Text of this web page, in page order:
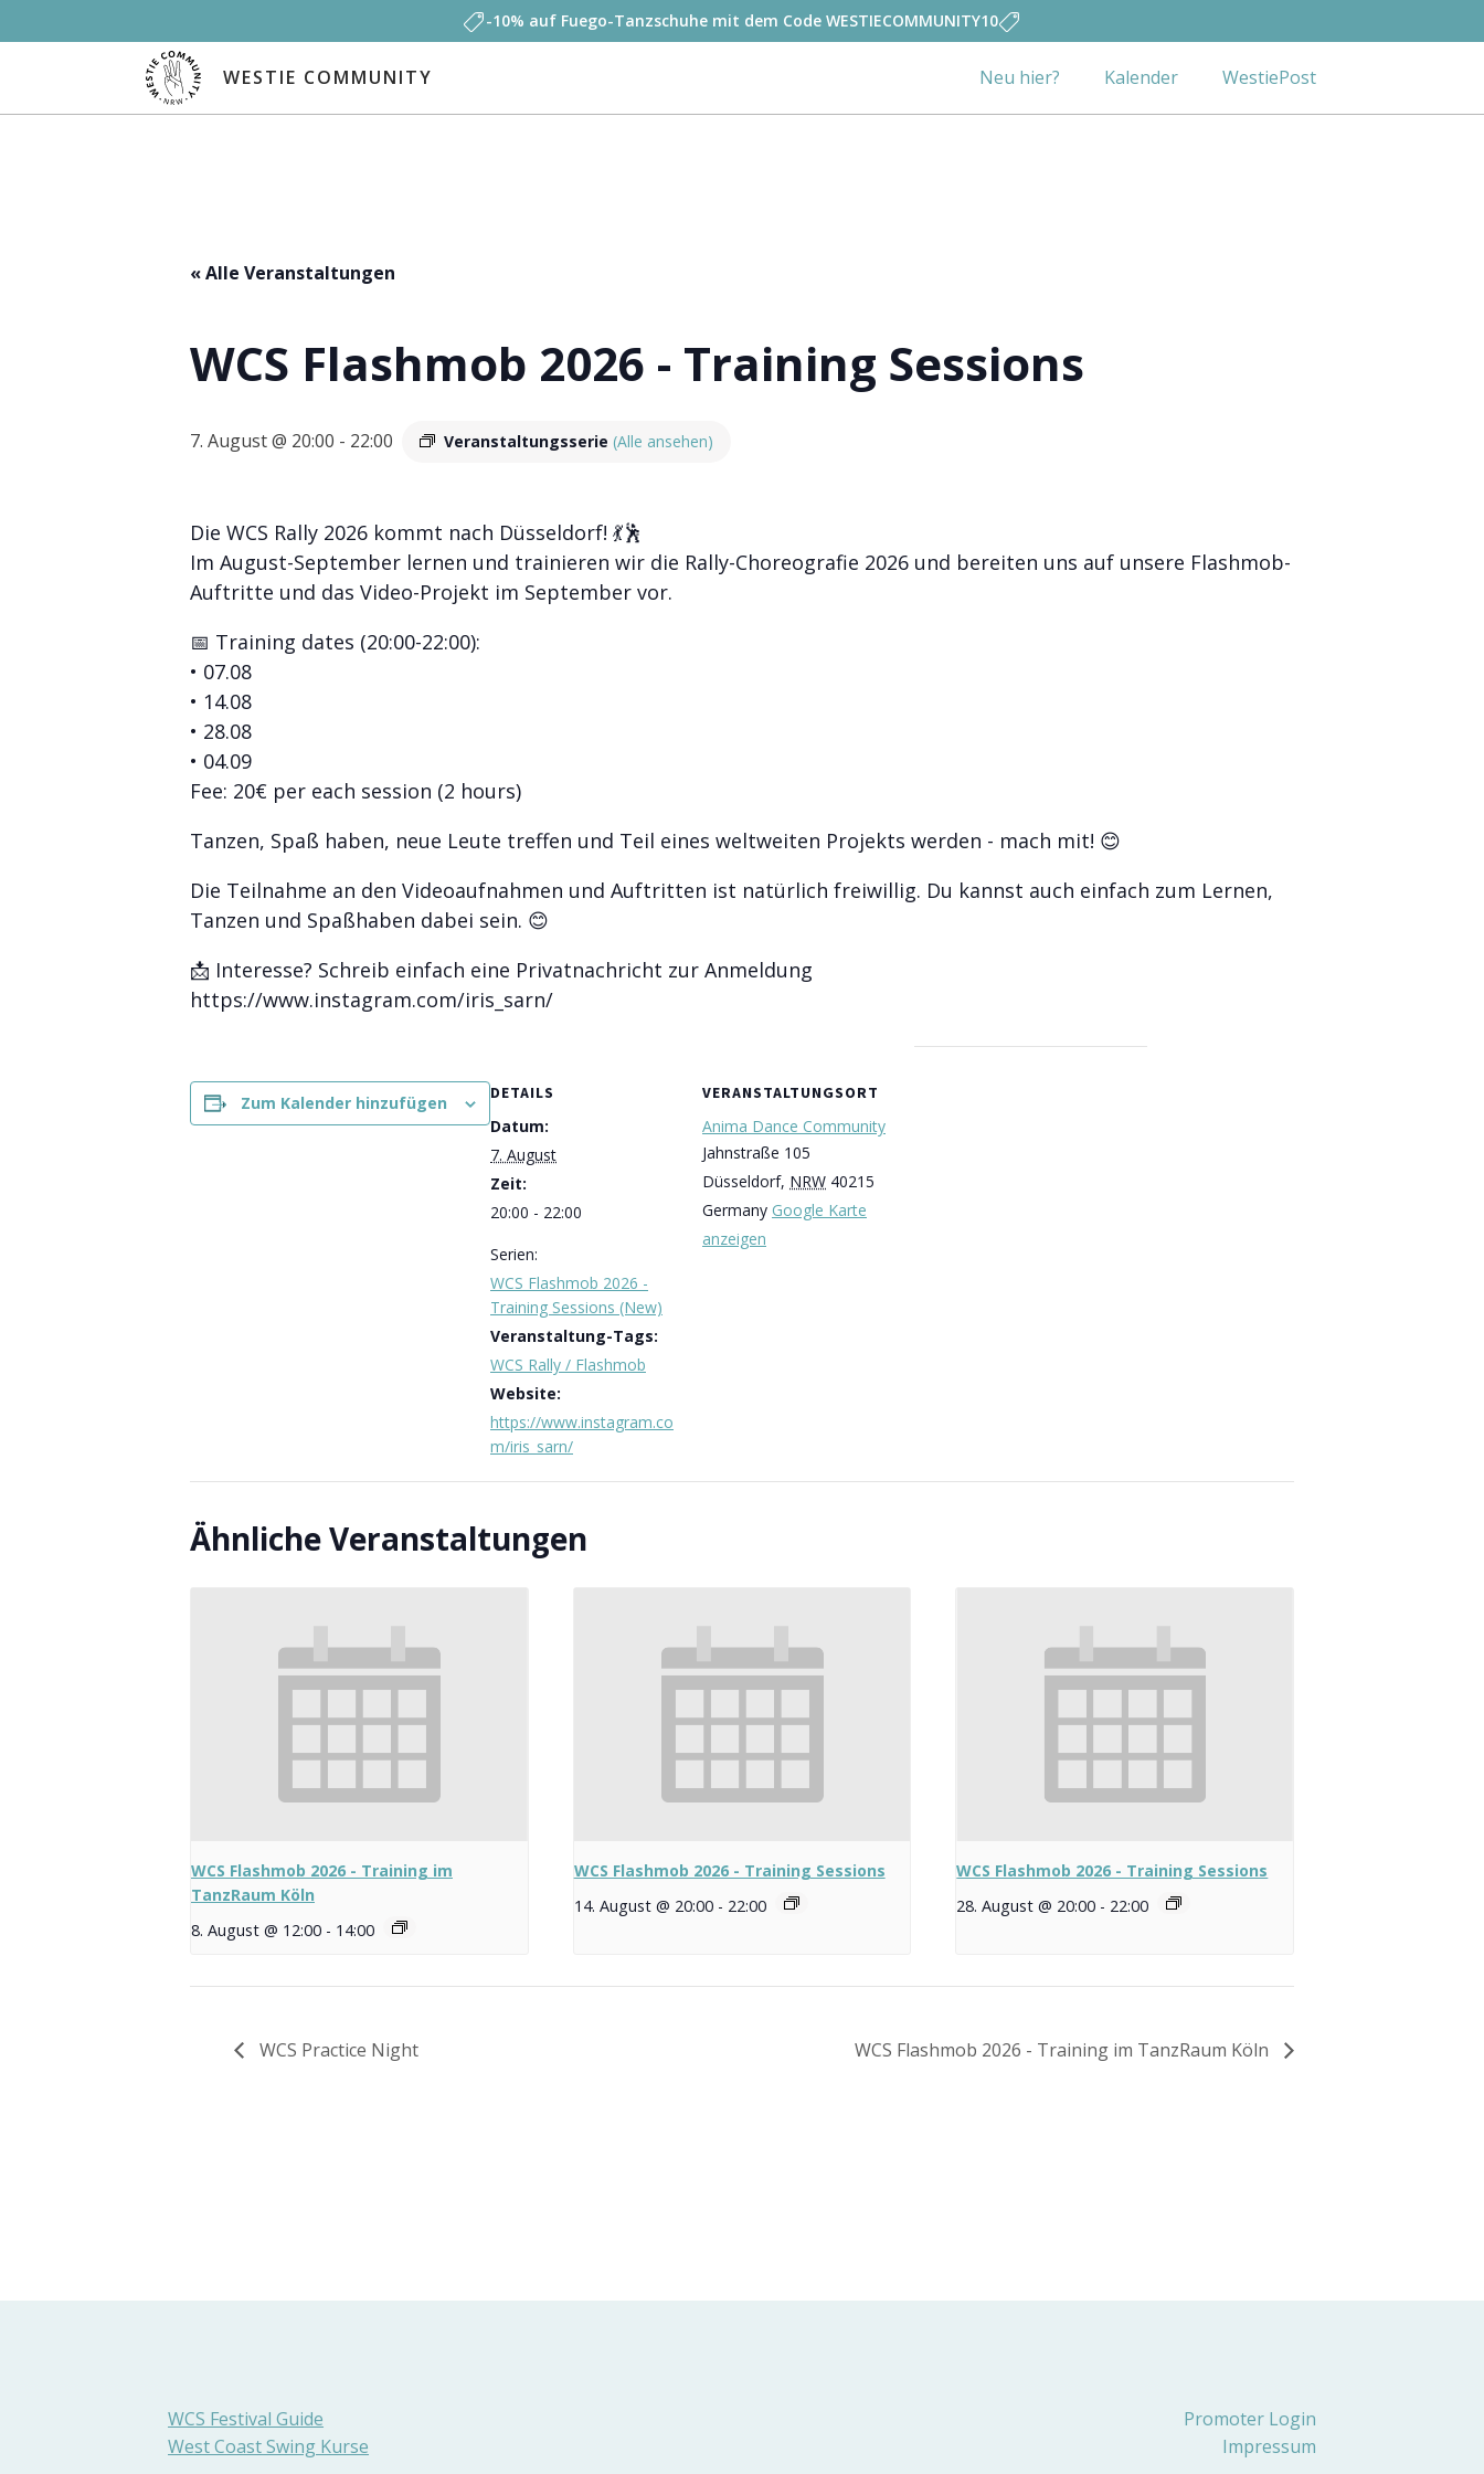
-10% auf Fuego-Tanzschuhe mit dem Code WESTIECOMMUNITY10
WESTIE COMMUNITY Neu hier? Kalender WestiePost
« Alle Veranstaltungen
WCS Flashmob 2026 - Training Sessions
7. August @ 20:00 - 22:00 Veranstaltungsserie (Alle ansehen)
Die WCS Rally 2026 kommt nach Düsseldorf! 💃🕺
Im August-September lernen und trainieren wir die Rally-Choreografie 2026 und bereiten uns auf unsere Flashmob-
Auftritte und das Video-Projekt im September vor.
📅 Training dates (20:00-22:00):
• 07.08
• 14.08
• 28.08
• 04.09
Fee: 20€ per each session (2 hours)
Tanzen, Spaß haben, neue Leute treffen und Teil eines weltweiten Projekts werden - mach mit! 😊
Die Teilnahme an den Videoaufnahmen und Auftritten ist natürlich freiwillig. Du kannst auch einfach zum Lernen,
Tanzen und Spaßhaben dabei sein. 😊
📩 Interesse? Schreib einfach eine Privatnachricht zur Anmeldung
https://www.instagram.com/iris_sarn/
Zum Kalender hinzufügen DETAILS
Datum:
7. August
Zeit:
20:00 - 22:00
Serien:
WCS Flashmob 2026 -
Training Sessions (New)
Veranstaltung-Tags:
WCS Rally / Flashmob
Website:
https://www.instagram.co
m/iris_sarn/
VERANSTALTUNGSORT
Anima Dance Community
Jahnstraße 105
Düsseldorf, NRW 40215
Germany Google Karte
anzeigen
Ähnliche Veranstaltungen
WCS Flashmob 2026 - Training im
TanzRaum Köln
8. August @ 12:00 - 14:00
WCS Flashmob 2026 - Training Sessions
14. August @ 20:00 - 22:00
WCS Flashmob 2026 - Training Sessions
28. August @ 20:00 - 22:00
WCS Practice Night WCS Flashmob 2026 - Training im TanzRaum Köln
WCS Festival Guide
West Coast Swing Kurse
Promoter Login
Impressum